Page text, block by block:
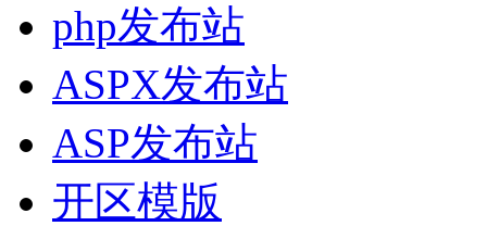
php发布站
ASPX发布站
ASP发布站
开区模版